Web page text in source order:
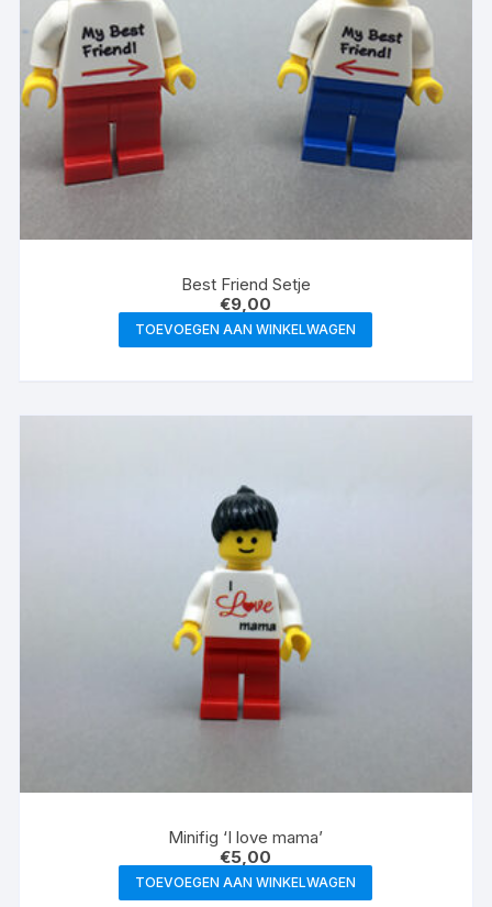
Best Friend Setje
€9,00
TOEVOEGEN AAN WINKELWAGEN
Minifig ‘I love mama’
€5,00
TOEVOEGEN AAN WINKELWAGEN